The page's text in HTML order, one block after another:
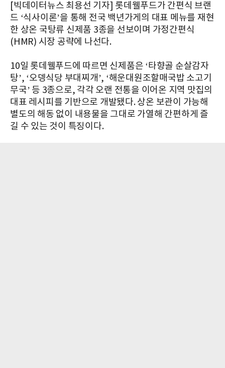
[빅데이터뉴스 최용선 기자] 롯데웰푸드가 간편식 브랜
드 ‘식사이론’을 통해 전국 백년가게의 대표 메뉴를 재현
한 상온 국탕류 신제품 3종을 선보이며 가정간편식
(HMR) 시장 공략에 나선다.
10일 롯데웰푸드에 따르면 신제품은 ‘타향골 순살감자
탕’, ‘오뎅식당 부대찌개’, ‘해운대원조할매국밥 소고기
무국’ 등 3종으로, 각각 오랜 전통을 이어온 지역 맛집의
대표 레시피를 기반으로 개발됐다. 상온 보관이 가능해
별도의 해동 없이 내용물을 그대로 가열해 간편하게 즐
길 수 있는 것이 특징이다.